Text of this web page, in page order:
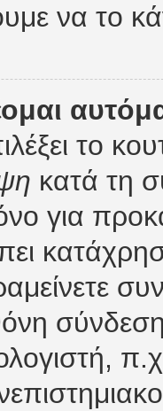
να το
το
κατά τη
για